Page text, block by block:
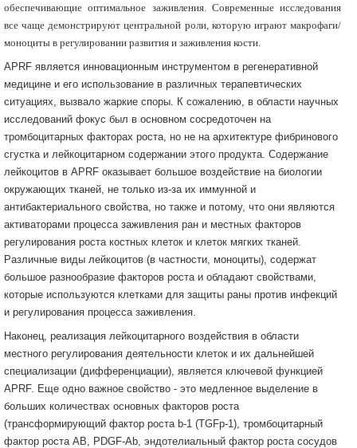
обеспечивающие оптимальное заживления. Современные исследования
все чаще демонстрируют центральной роли, которую играют макрофаги/
моноциты в регулировании развития и заживления кости.
APRF является инновационным инструментом в регенеративной
медицине и его использование в различных терапевтических
ситуациях, вызвало жаркие споры. К сожалению, в области научных
исследований фокус был в основном сосредоточен на
тромбоцитарных факторах роста, но не на архитектуре фибринового
сгустка и лейкоцитарном содержании этого продукта. Содержание
лейкоцитов в APRF оказывает большое воздействие на биологии
окружающих тканей, не только из-за их иммунной и
антибактериального свойства, но также и потому, что они являются
активаторами процесса заживления ран и местных факторов
регулирования роста костных клеток и клеток мягких тканей.
Различные виды лейкоцитов (в частности, моноциты), содержат
большое разнообразие факторов роста и обладают свойствами,
которые используются клетками для защиты раны против инфекций
и регулирования процесса заживления.
Наконец, реализация лейкоцитарного воздействия в области
местного регулирования деятельности клеток и их дальнейшей
специализации (дифференциации), является ключевой функцией
APRF. Еще одно важное свойство - это медленное выделение в
больших количествах основных факторов роста
(трансформирующий фактор роста b-1 (TGFp-1), тромбоцитарный
фактор роста AB, PDGF-Ab, эндотелиальный фактор роста сосудов